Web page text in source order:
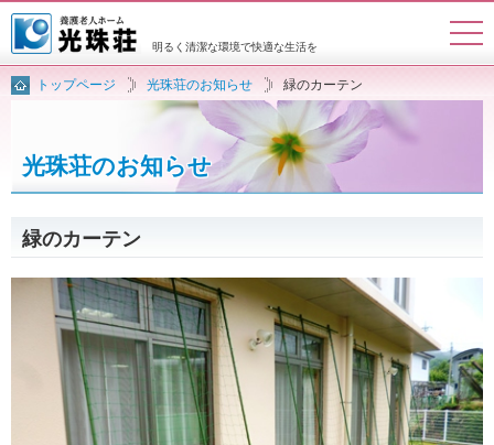
明るく清潔な環境で快適な生活を
トップページ 入所案内
施設案内
アクセスマップ
トップページ 光珠荘のお知らせ 緑のカーテン
光珠荘のお知らせ
緑のカーテン